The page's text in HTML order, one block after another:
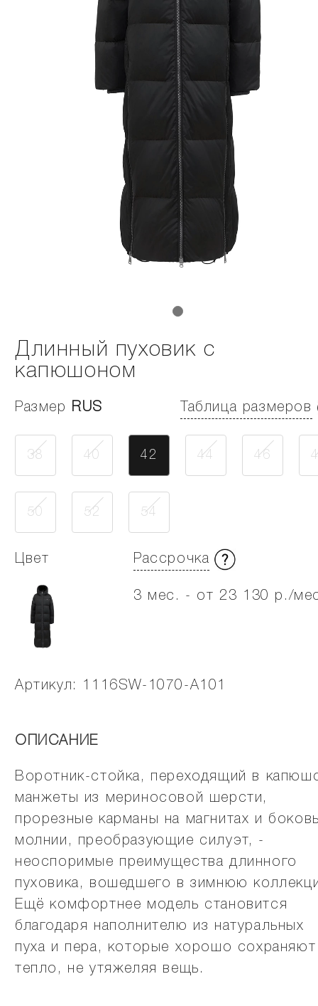
Длинный пуховик с
капюшоном
Размер RUS Таблица размеров
38 40 42 44 46
50 52 54
Цвет Рассрочка
3 мес. - от 23 130 р./
Артикул: 1116SW-1070-A101
ОПИСАНИЕ
Воротник-стойка, переходящий в
манжеты из мериносовой шерсти,
прорезные карманы на магнитах и
молнии, преобразующие силуэт, -
неоспоримые преимущества длинного
пуховика, вошедшего в зимнюю
Ещё комфортнее модель становится
благодаря наполнителю из натуральных
пуха и пера, которые хорошо сохраняют
тепло, не утяжеляя вещь.